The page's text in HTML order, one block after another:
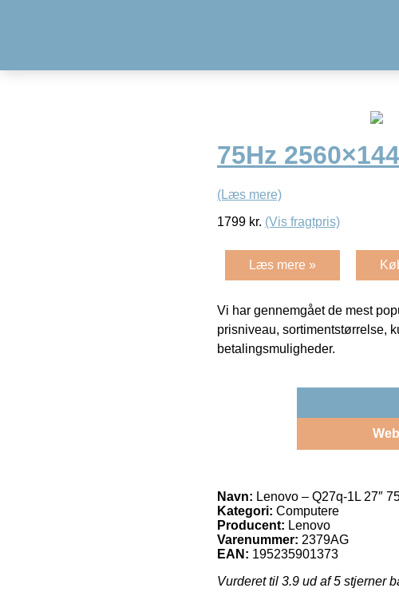
75Hz
(Læs mere)
1799 kr. (Vis fragtpris)
Læs mere »
Vi har gennemgået de mest
prisniveau, sortimentstørrelse,
betalingsmuligheder.
Navn: Lenovo – Q27q-1L 27″
Kategori: Computere
Producent: Lenovo
Varenummer: 2379AG
EAN: 195235901373
Vurderet til 3.9 ud af 5 stjerner